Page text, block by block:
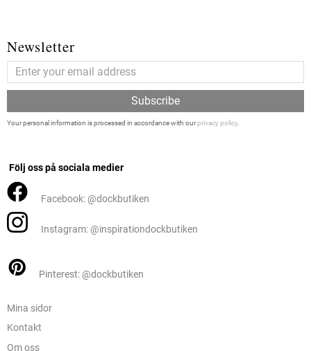
Newsletter
Subscribe
Your personal information is processed in accordance with ourprivacy policy.
Följ oss på sociala medier
Facebook: @dockbutiken
Instagram: @inspirationdockbutiken
Pinterest: @dockbutiken
Mina sidor
Kontakt
Om oss